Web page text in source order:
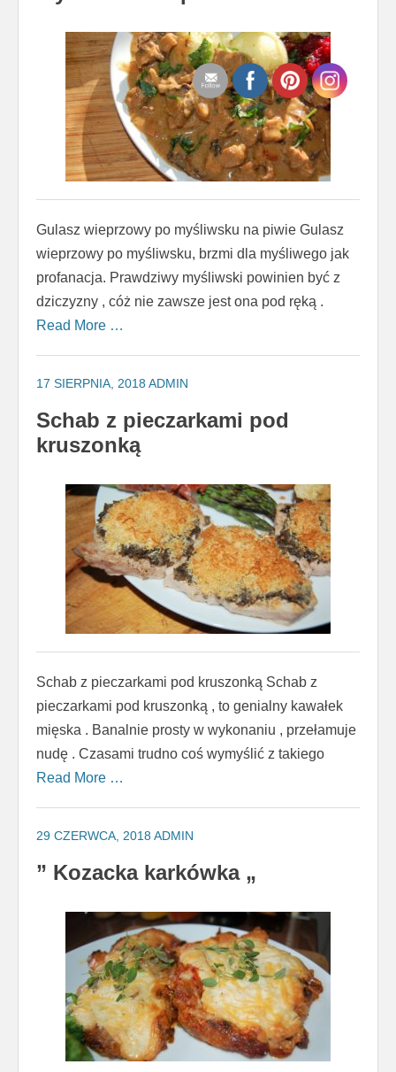
Gulasz wieprzowy po myśliwsku na piwie Gulasz
wieprzowy po myśliwsku, brzmi dla myśliwego jak
profanacja. Prawdziwy myśliwski powinien być z
dziczyzny , cóż nie zawsze jest ona pod ręką .
Read More …
17 SIERPNIA, 2018 ADMIN
Schab z pieczarkami pod
kruszonką
Schab z pieczarkami pod kruszonką Schab z
pieczarkami pod kruszonką , to genialny kawałek
mięska . Banalnie prosty w wykonaniu , przełamuje
nudę . Czasami trudno coś wymyślić z takiego
Read More …
29 CZERWCA, 2018 ADMIN
” Kozacka karkówka „